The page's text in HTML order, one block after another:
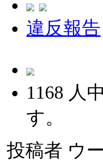
違反報告
1168 人中
す。
投稿者 ウ